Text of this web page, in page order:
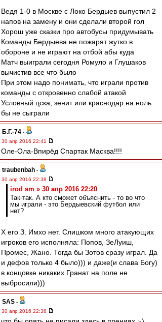
Ведя 1-0 в Москве с Локо Бердыев выпустил 2
напов на замену и они сделали второй гол
Хорош уже сказки про автобусы придумывать
Команды Бердыева не пожарят жутко в
обороне и не играют на отбой абы куда
Матч выиграли сегодня Ромуло и Глушаков
вычистив все что было
При этом надо понимать, что играли против
команды с откровенно слабой атакой
Условный цска, зенит или краснодар на ноль
бы не сыграли
Б.Г.-74 -
30 апр 2016 22:41
Оле-Ола-Впирёд Спартак Масква!!!!
traubenbah -
30 апр 2016 22:38
irod sm » 30 апр 2016 22:20
Так-так. А кто сможет объяснить - то во что
мы играли - это Бердыевский футбол или
нет?
Х его З. Имхо нет. Слишком много атакующих
игроков его исполняла: Попов, ЗеЛуиш,
Промес, Жано. Тогда бы Зотов сразу играл. Да
и дефов только 4 было))) и даже(и слава Богу)
в концовке никаких Гранат на поле не
выбросили)))
SAS -
30 апр 2016 22:38